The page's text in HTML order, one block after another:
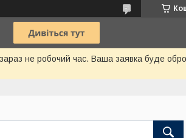
не робочий час. Ваша заявка буде